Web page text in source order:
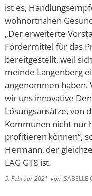
ist es,
wohnortnahen
„Der erweiterte
Fördermittel für das
bereitgestellt, weil
meinde Langenberg
angenommen haben.
wir uns innovative
Lösungsansätze, von
Kommunen nicht nur
profitieren können“,
Hermann, der
LAG GT8 ist.
5. Februar 2021 von ISABELLE